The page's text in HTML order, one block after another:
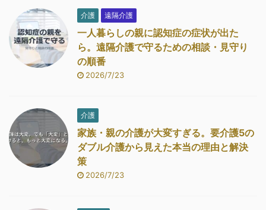
介護 遠隔介護
一人暮らしの親に認知症の症状が出た
ら。遠隔介護で守るための相談・見守り
の順番
2026/7/23
介護
家族・親の介護が大変すぎる。要介護5の
ダブル介護から見えた本当の理由と解決
策
2026/7/23